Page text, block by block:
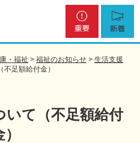
・福祉 > 福祉のお知らせ > 生活支援
足額給付金）
いて（不足額給付